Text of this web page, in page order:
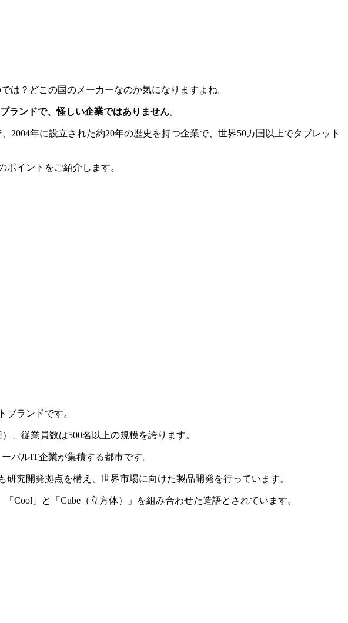
は？どこの国のメーカーなのか気になりますよね。
ランドで、怪しい企業ではありません。
2004年に設立された約20年の歴史を持つ企業で、世界50カ国以上でタブレット
イントをご紹介します。
ランドです。
、従業員数は500名以上の規模を誇ります。
バルIT企業が集積する都市です。
究開発拠点を構え、世界市場に向けた製品開発を行っています。
Cool」と「Cube（立方体）」を組み合わせた造語とされています。